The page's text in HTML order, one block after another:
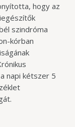
hogy az
szindróma
kórban
napi kétszer 5